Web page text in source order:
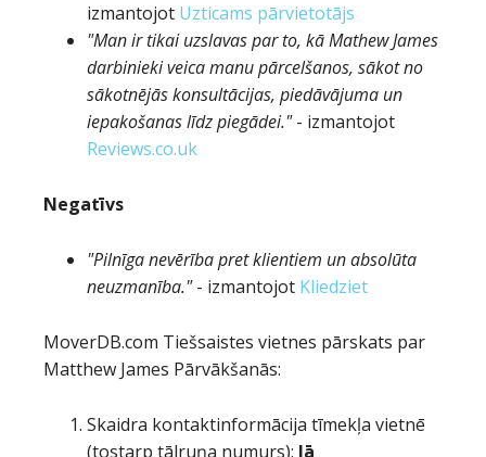
izmantojot Uzticams pārvietotājs
"Man ir tikai uzslavas par to, kā Mathew James
darbinieki veica manu pārcelšanos, sākot no
sākotnējās konsultācijas, piedāvājuma un
iepakošanas līdz piegādei."- izmantojot
Reviews.co.uk
Negatīvs
"Pilnīga nevērība pret klientiem un absolūta
neuzmanība."- izmantojot Kliedziet
MoverDB.com Tiešsaistes vietnes pārskats par
Matthew James Pārvākšanās:
Skaidra kontaktinformācija tīmekļa vietnē
(tostarp tālruņa numurs): Jā